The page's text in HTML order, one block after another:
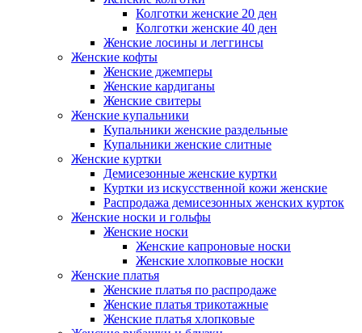
Колготки женские 20 ден
Колготки женские 40 ден
Женские лосины и леггинсы
Женские кофты
Женские джемперы
Женские кардиганы
Женские свитеры
Женские купальники
Купальники женские раздельные
Купальники женские слитные
Женские куртки
Демисезонные женские куртки
Куртки из искусственной кожи женские
Распродажа демисезонных женских курток
Женские носки и гольфы
Женские носки
Женские капроновые носки
Женские хлопковые носки
Женские платья
Женские платья по распродаже
Женские платья трикотажные
Женские платья хлопковые